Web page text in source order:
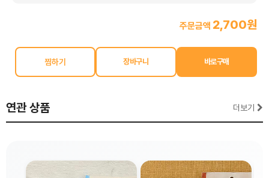
주문금액 2,700원
찜하기
연관 상품 더보기